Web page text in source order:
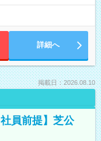
詳細へ
掲載日：2026.08.10
員前提】芝公